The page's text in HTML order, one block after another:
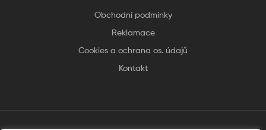
Obchodní podmínky
Reklamace
Cookies a ochrana os. údajů
Kontakt